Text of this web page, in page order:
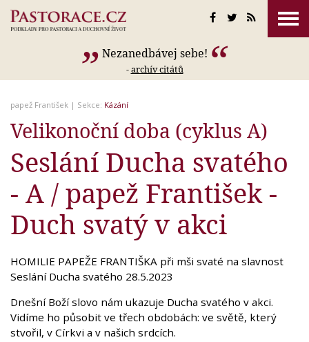
Nezanedbávej sebe!
-archív citátů
papež František | Sekce: Kázání
Velikonoční doba (cyklus A)
Seslání Ducha svatého
- A / papež František -
Duch svatý v akci
HOMILIE PAPEŽE FRANTIŠKA při mši svaté na slavnost
Seslání Ducha svatého 28.5.2023
Dnešní Boží slovo nám ukazuje Ducha svatého v akci.
Vidíme ho působit ve třech obdobách: ve světě, který
stvořil, v Církvi a v našich srdcích.